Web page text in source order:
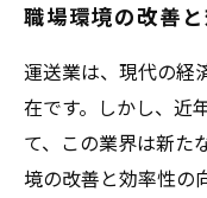
職場環境の改善
運送業は、現代の経
在です。しかし、近
て、この業界は新た
境の改善と効率性の